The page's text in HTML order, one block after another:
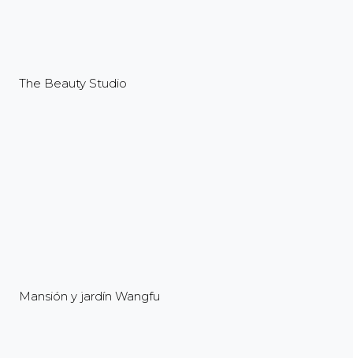
The Beauty Studio
Mansión y jardín Wangfu